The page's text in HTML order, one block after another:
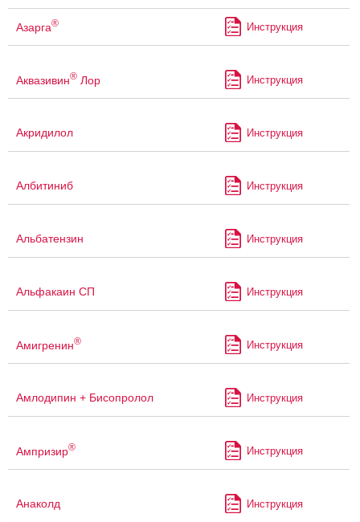
Азарга® Инструкция
Аквазивин® Лор Инструкция
Акридилол Инструкция
Албитиниб Инструкция
Альбатензин Инструкция
Альфакаин СП Инструкция
Амигренин® Инструкция
Амлодипин + Бисопролол Инструкция
Ампризир® Инструкция
Анаколд Инструкция